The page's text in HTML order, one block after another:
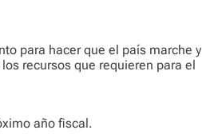
para hacer que el país marche y
recursos que requieren para el
año fiscal.